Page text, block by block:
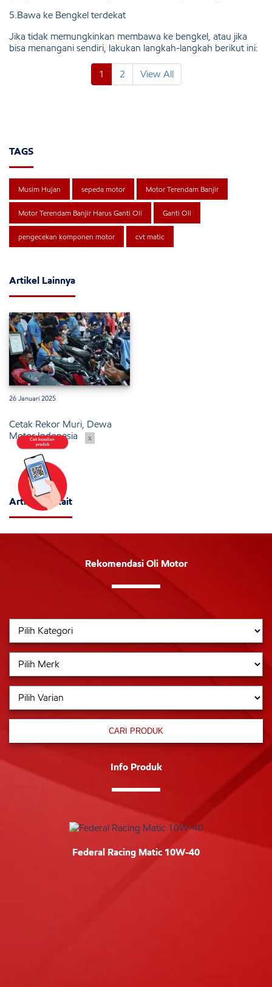
5.Bawa ke Bengkel terdekat
Jika tidak memungkinkan membawa ke bengkel, atau jika
bisa menangani sendiri, lakukan langkah-langkah berikut ini:
1 2 View All
TAGS
Musim Hujan sepeda motor Motor Terendam Banjir
Motor Terendam Banjir Harus Ganti Oli Ganti Oli
pengecekan komponen motor cvt matic
Artikel Lainnya
26 Januari 2025
Cetak Rekor Muri, Dewa
Motor Indonesia
Artikel Terkait
Rekomendasi Oli Motor
CARI PRODUK
Info Produk
Federal Racing Matic 10W-40
x